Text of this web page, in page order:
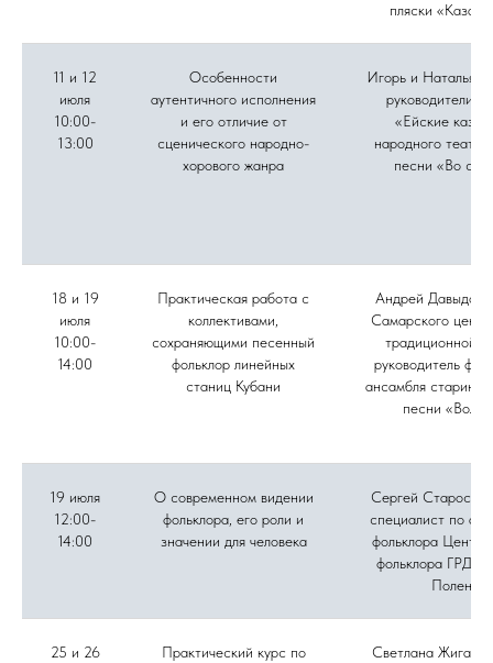
пляски
11 и 12
июля
10:00-
13:00
Особенности
аутентичного исполнения
и его отличие от
сценического народно-
хорового жанра
Игорь и Наталья
руководители
«Ейские
народного театра
песни «Во
18 и 19
июля
10:00-
14:00
Практическая работа с
коллективами,
сохраняющими песенный
фольклор линейных
станиц Кубани
Андрей Давыдов,
Самарского
традиционной
руководитель
ансамбля
песни
19 июля
12:00-
14:00
О современном видении
фольклора, его роли и
значении для человека
Сергей
специалист по
фольклора Центра
фольклора
Поленова
25 и 26
Практический курс по
Светлана